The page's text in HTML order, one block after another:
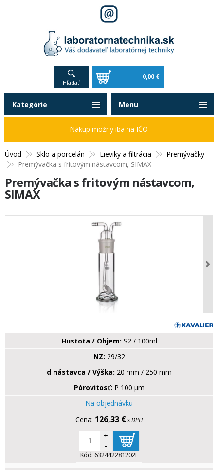
Hľadať
0,00 €
Úvod Sklo a porcelán Lieviky a filtrácia
Premývačky
Premývačka s fritovým nástavcom, SIMAX
Premývačka s fritovým nástavcom,
SIMAX
Hustota / Objem: S2 / 100ml
NZ: 29/32
d nástavca / Výška: 20 mm / 250 mm
Pórovitosť: P 100 µm
Na objednávku
126,33 €s DPH
+
-
Kód: 632442281202F
Kategórie
Nákup možný iba na IČO
Menu